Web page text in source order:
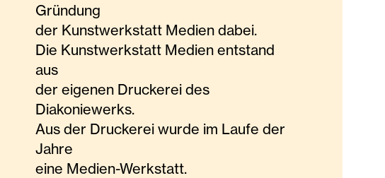
Gründung
der Kunstwerkstatt Medien dabei.
Die Kunstwerkstatt Medien entstand
aus
der eigenen Druckerei des
Diakoniewerks.
Aus der Druckerei wurde im Laufe der
Jahre
eine Medien-Werkstatt.